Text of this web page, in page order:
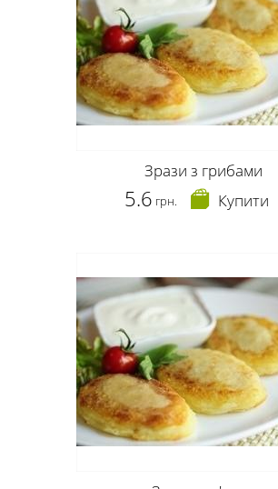
Зрази з грибами
5.6 грн. Купити